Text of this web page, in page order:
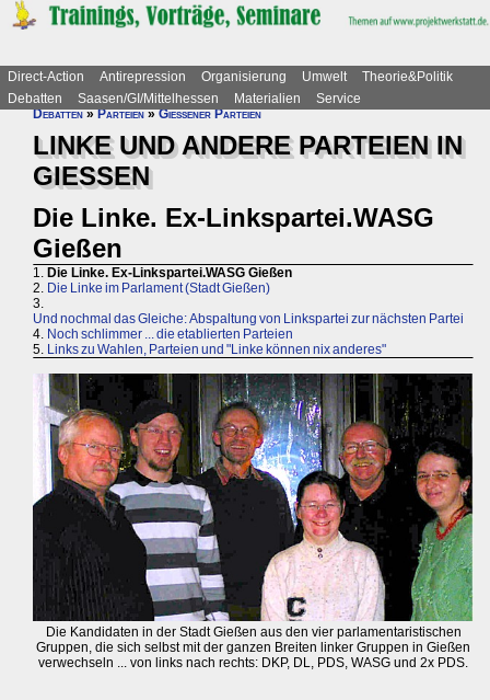
Direct-Action Antirepression Organisierung Umwelt
Theorie&Politik
Debatten
Saasen/GI/Mittelhessen Materialien
Service
Debatten»Parteien»Gießener Parteien
LINKE UND ANDERE PARTEIEN IN
GIESSEN
Die Linke. Ex-Linkspartei.WASG
Gießen
1. Die Linke. Ex-Linkspartei.WASG Gießen
2. Die Linke im Parlament (Stadt Gießen)
3.
Und nochmal das Gleiche: Abspaltung von Linkspartei zur nächsten Partei
4. Noch schlimmer ... die etablierten Parteien
5. Links zu Wahlen, Parteien und "Linke können nix anderes"
Die Kandidaten in der Stadt Gießen aus den vier parlamentaristischen
Gruppen, die sich selbst mit der ganzen Breiten linker Gruppen in Gießen
verwechseln ... von links nach rechts: DKP, DL, PDS, WASG und 2x PDS.